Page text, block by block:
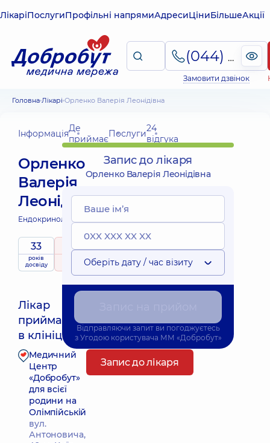
ЛікаріПослугиПрофільні напрямиАдресиЦіниБільшеАкції
(044) 495-2-888
Замовити дзвінок
Головна Лікарі Орленко Валерія Леонідівна
ІнформаціяДе
приймаєПослуги24
відгука
Орленко
Валерія
Леонідівна
Ендокринолог;
33
років
досвіду
5 / 5
рейтингна підставі
24 відгука
Лікар
приймає
в клініці
Найближчий час прийому: 26.08.2026 16:30
Медичний
Центр
«Добробут»
для всієї
родини на
Олімпійській
вул.
Антоновича,
Запис до лікаря
Запис до лікаря
Орленко Валерія Леонідівна
Оберіть дату / час візиту
Відправляючи запит ви погоджуєтесь
з Угодою користувача ММ «Добробут»